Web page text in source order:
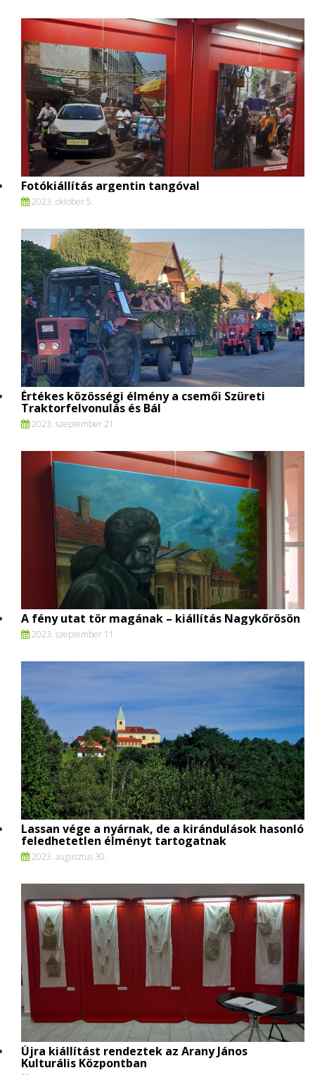
Fotókiállítás argentin tangóval
2023. oktober 5.
Értékes közösségi élmény a csemői Szüreti
Traktorfelvonulás és Bál
2023. szeptember 21.
A fény utat tör magának – kiállítás Nagykőrösön
2023. szeptember 11.
Lassan vége a nyárnak, de a kirándulások hasonló
feledhetetlen élményt tartogatnak
2023. augusztus 30.
Újra kiállítást rendeztek az Arany János
Kulturális Központban